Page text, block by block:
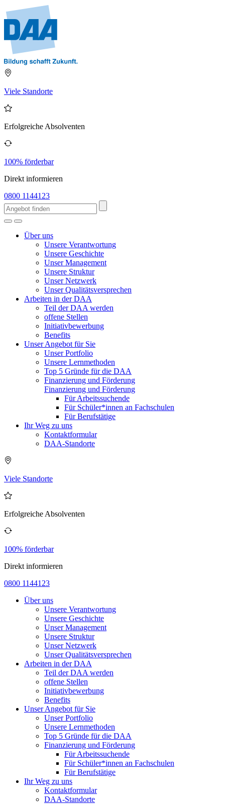
Viele Standorte
Erfolgreiche Absolventen
100% förderbar
Direkt informieren
0800 1144123
Über uns
Unsere Verantwortung
Unsere Geschichte
Unser Management
Unsere Struktur
Unser Netzwerk
Unser Qualitätsversprechen
Arbeiten in der DAA
Teil der DAA werden
offene Stellen
Initiativbewerbung
Benefits
Unser Angebot für Sie
Unser Portfolio
Unsere Lernmethoden
Top 5 Gründe für die DAA
Finanzierung und Förderung
Finanzierung und Förderung
Für Arbeitssuchende
Für Schüler*innen an Fachschulen
Für Berufstätige
Ihr Weg zu uns
Kontaktformular
DAA-Standorte
Viele Standorte
Erfolgreiche Absolventen
100% förderbar
Direkt informieren
0800 1144123
Über uns
Unsere Verantwortung
Unsere Geschichte
Unser Management
Unsere Struktur
Unser Netzwerk
Unser Qualitätsversprechen
Arbeiten in der DAA
Teil der DAA werden
offene Stellen
Initiativbewerbung
Benefits
Unser Angebot für Sie
Unser Portfolio
Unsere Lernmethoden
Top 5 Gründe für die DAA
Finanzierung und Förderung
Für Arbeitssuchende
Für Schüler*innen an Fachschulen
Für Berufstätige
Ihr Weg zu uns
Kontaktformular
DAA-Standorte